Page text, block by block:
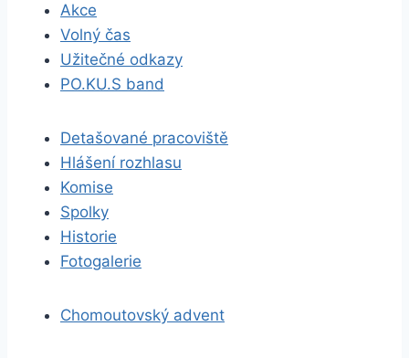
Akce
Volný čas
Užitečné odkazy
PO.KU.S band
Detašované pracoviště
Hlášení rozhlasu
Komise
Spolky
Historie
Fotogalerie
Chomoutovský advent